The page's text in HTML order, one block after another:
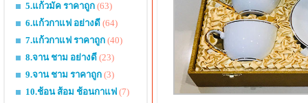
5.แก้วมัค ราคาถูก (63)
6.แก้วกาแฟ อย่างดี (64)
7.แก้วกาแฟ ราคาถูก (40)
8.จาน ชาม อย่างดี (23)
9.จาน ชาม ราคาถูก (3)
10.ช้อน ส้อม ช้อนกาแฟ (7)